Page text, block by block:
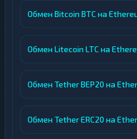
Обмен Bitcoin BTC на
Обмен Litecoin LTC на
Обмен Tether BEP20 на
Обмен Tether ERC20 на